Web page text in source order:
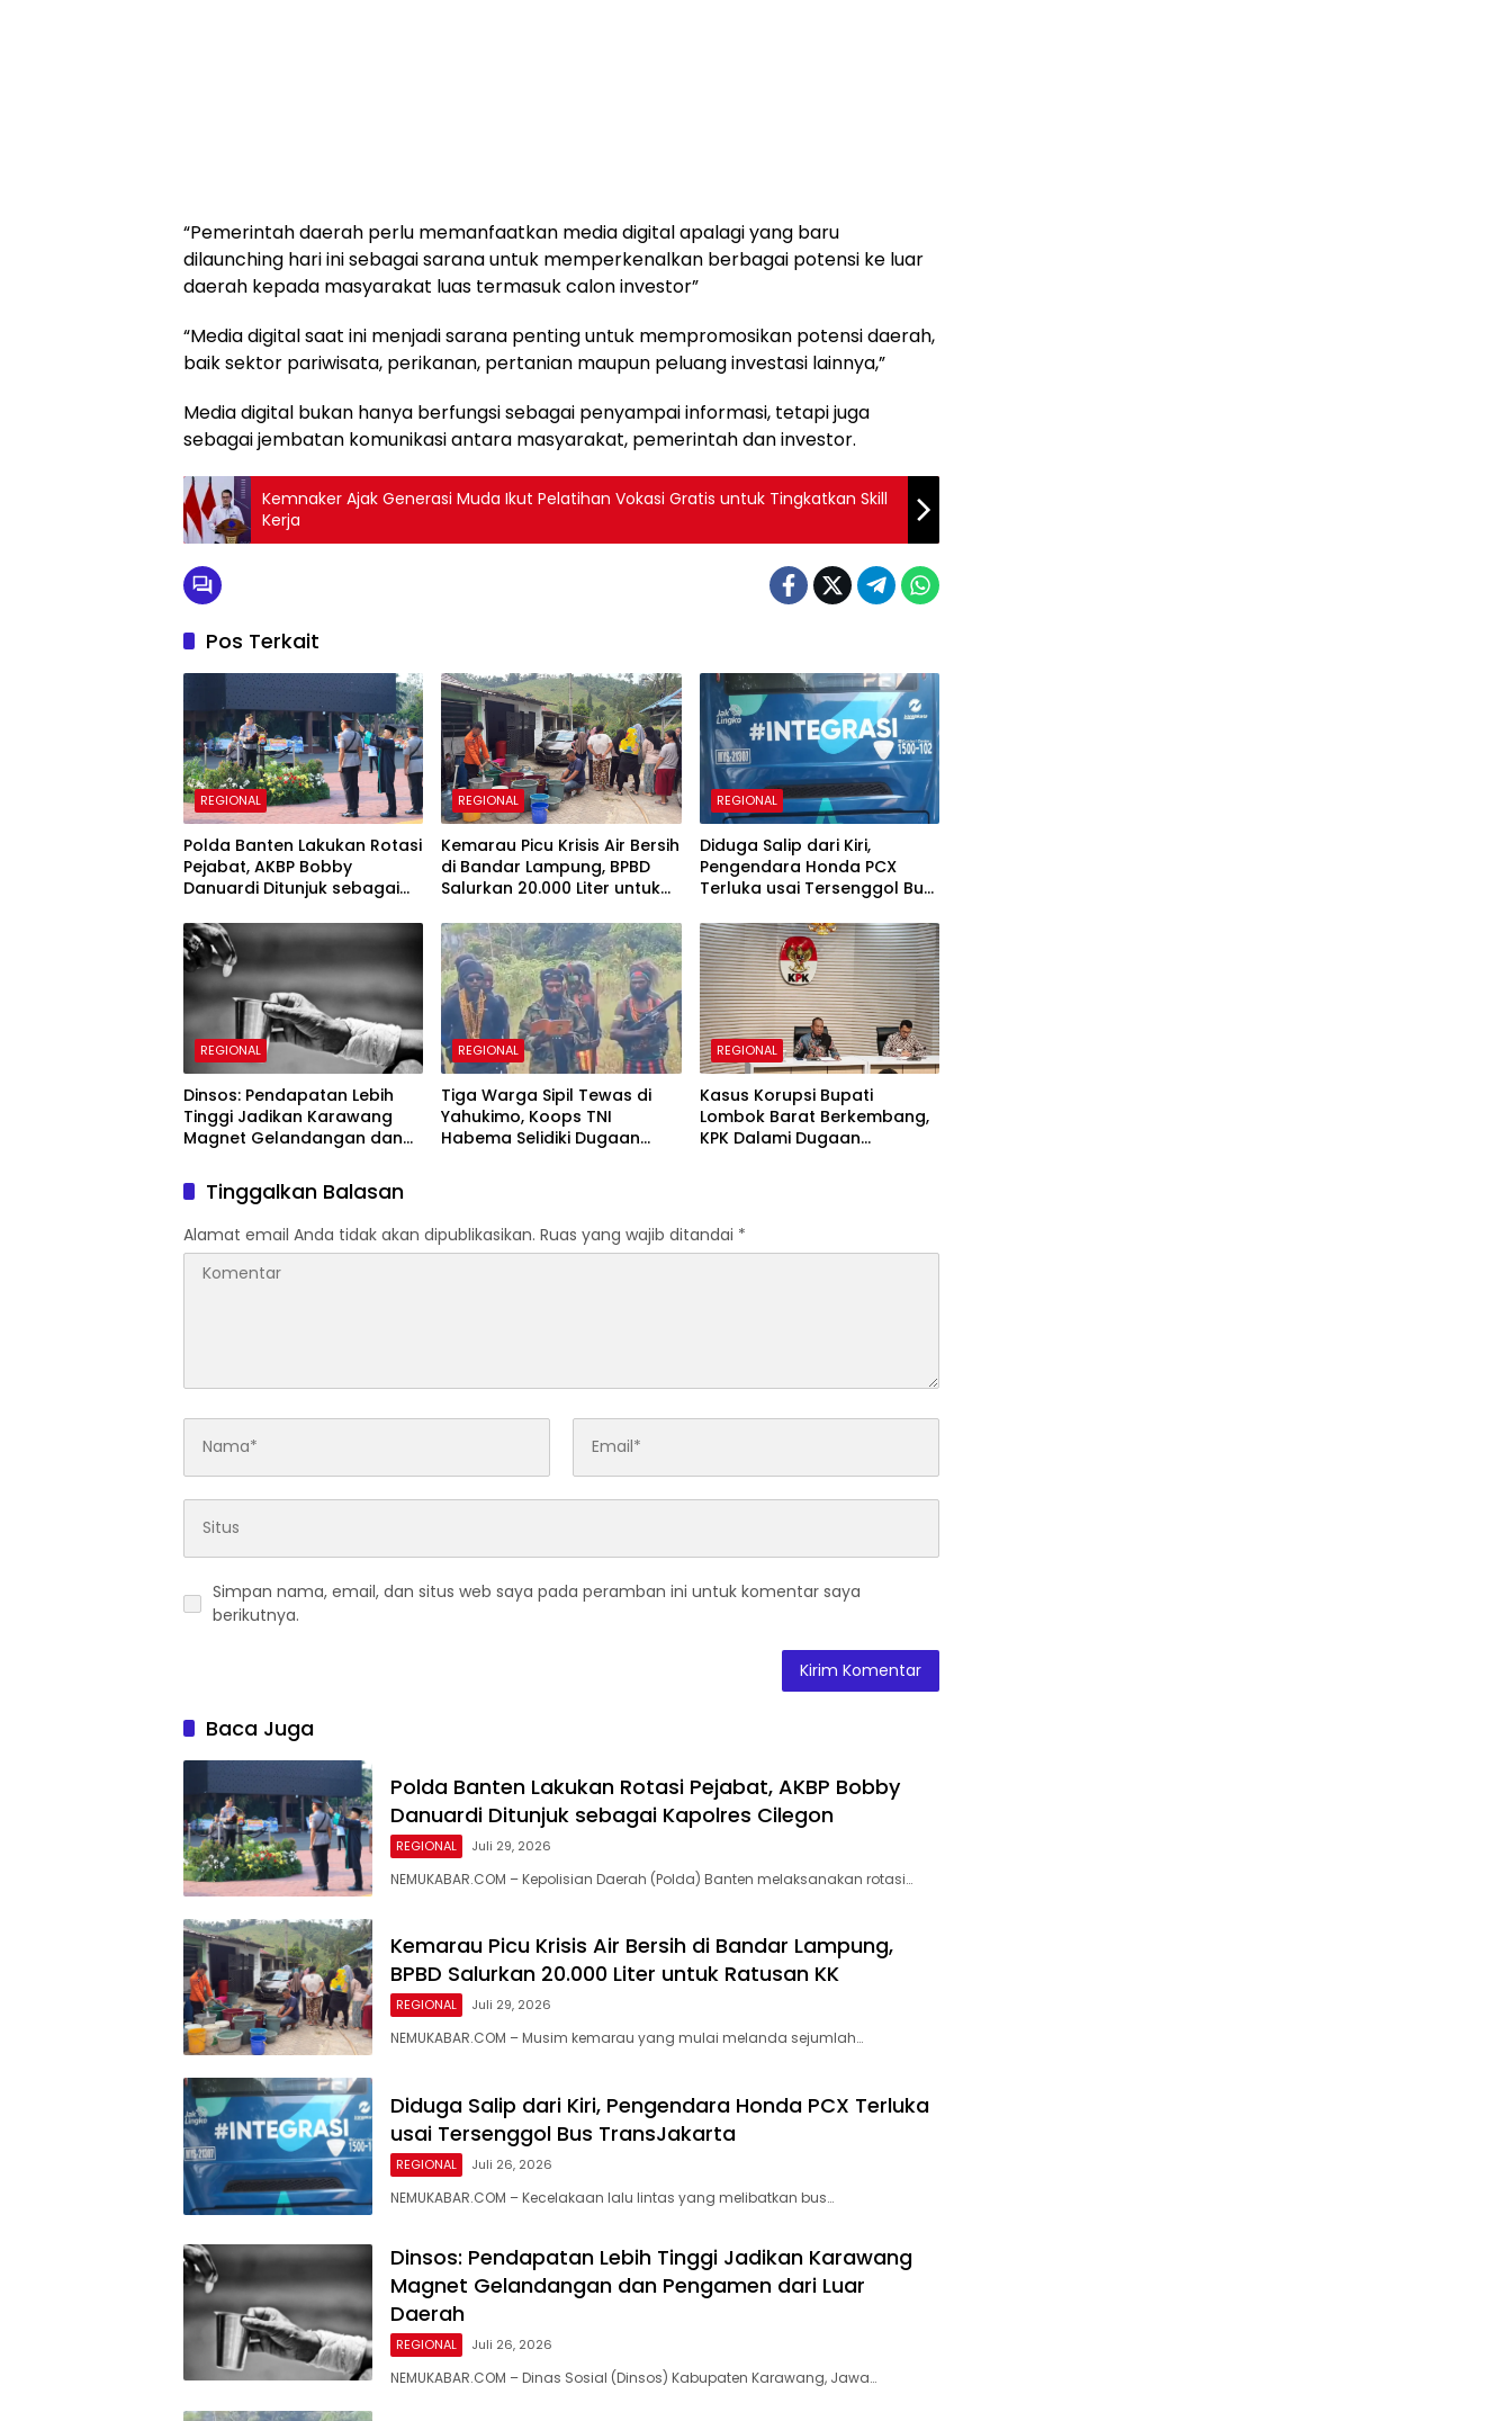
“Pemerintah daerah perlu memanfaatkan media digital apalagi yang baru
dilaunching hari ini sebagai sarana untuk memperkenalkan berbagai potensi ke luar
daerah kepada masyarakat luas termasuk calon investor”
“Media digital saat ini menjadi sarana penting untuk mempromosikan potensi daerah,
baik sektor pariwisata, perikanan, pertanian maupun peluang investasi lainnya,”
Media digital bukan hanya berfungsi sebagai penyampai informasi, tetapi juga
sebagai jembatan komunikasi antara masyarakat, pemerintah dan investor.
Kemnaker Ajak Generasi Muda Ikut Pelatihan Vokasi Gratis untuk Tingkatkan Skill
Kerja
Pos Terkait
REGIONAL
Polda Banten Lakukan Rotasi
Pejabat, AKBP Bobby
Danuardi Ditunjuk sebagai
REGIONAL
Kemarau Picu Krisis Air Bersih
di Bandar Lampung, BPBD
Salurkan 20.000 Liter untuk
REGIONAL
Diduga Salip dari Kiri,
Pengendara Honda PCX
Terluka usai Tersenggol Bus
REGIONAL
Dinsos: Pendapatan Lebih
Tinggi Jadikan Karawang
Magnet Gelandangan dan
REGIONAL
Tiga Warga Sipil Tewas di
Yahukimo, Koops TNI
Habema Selidiki Dugaan
REGIONAL
Kasus Korupsi Bupati
Lombok Barat Berkembang,
KPK Dalami Dugaan
Tinggalkan Balasan
Alamat email Anda tidak akan dipublikasikan. Ruas yang wajib ditandai *
Simpan nama, email, dan situs web saya pada peramban ini untuk komentar saya
berikutnya.
Baca Juga
Polda Banten Lakukan Rotasi Pejabat, AKBP Bobby
Danuardi Ditunjuk sebagai Kapolres Cilegon
REGIONAL Juli 29, 2026
NEMUKABAR.COM – Kepolisian Daerah (Polda) Banten melaksanakan rotasi…
Kemarau Picu Krisis Air Bersih di Bandar Lampung,
BPBD Salurkan 20.000 Liter untuk Ratusan KK
REGIONAL Juli 29, 2026
NEMUKABAR.COM – Musim kemarau yang mulai melanda sejumlah…
Diduga Salip dari Kiri, Pengendara Honda PCX Terluka
usai Tersenggol Bus TransJakarta
REGIONAL Juli 26, 2026
NEMUKABAR.COM – Kecelakaan lalu lintas yang melibatkan bus…
Dinsos: Pendapatan Lebih Tinggi Jadikan Karawang
Magnet Gelandangan dan Pengamen dari Luar
Daerah
REGIONAL Juli 26, 2026
NEMUKABAR.COM – Dinas Sosial (Dinsos) Kabupaten Karawang, Jawa…